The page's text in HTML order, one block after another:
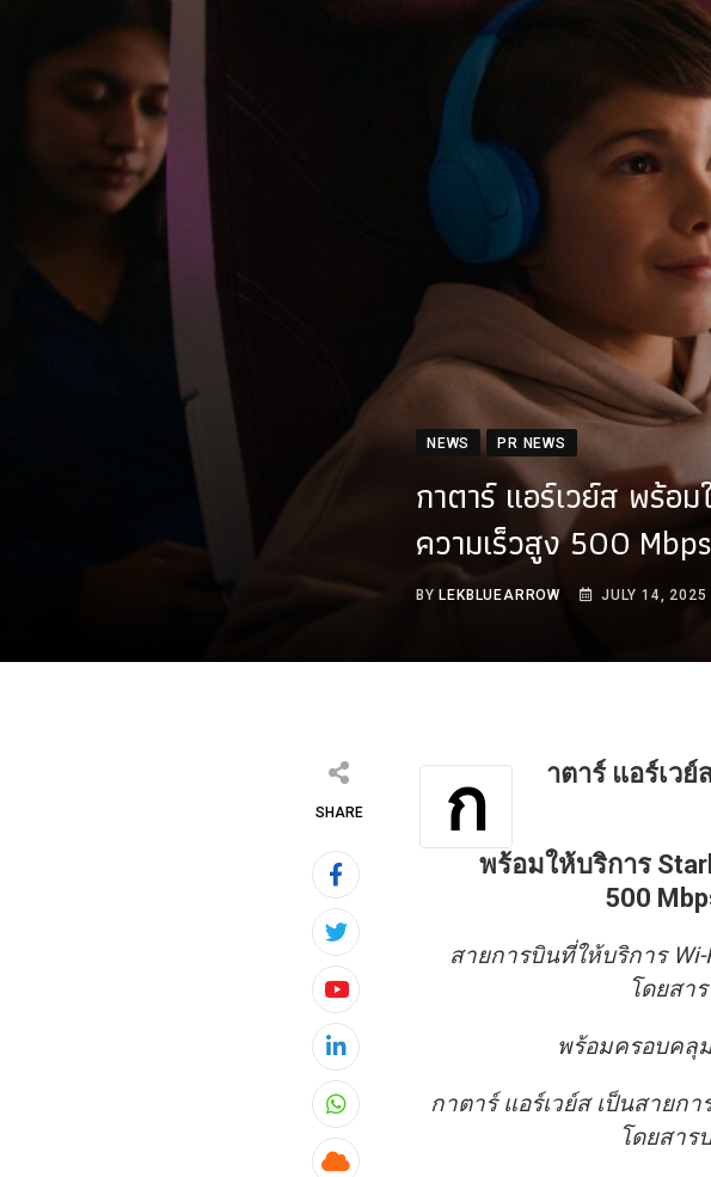
NEWS PR NEWS
กาตาร์ แอร์เวย์ส พร้อ
ความเร็วสูง 500
BYLEKBLUEARROW JULY 14, 2025
SHARE
Youtube
LinkedIn
Whatsapp
ก
าตาร์ แอร์เว
พร้อมให้บริการ
500
สายการบินที่ให้บริการ
โดยสา
พร้อมครอบคลุ
กาตาร์ แอร์เวย์ส เป็นสายก
โดยสาร